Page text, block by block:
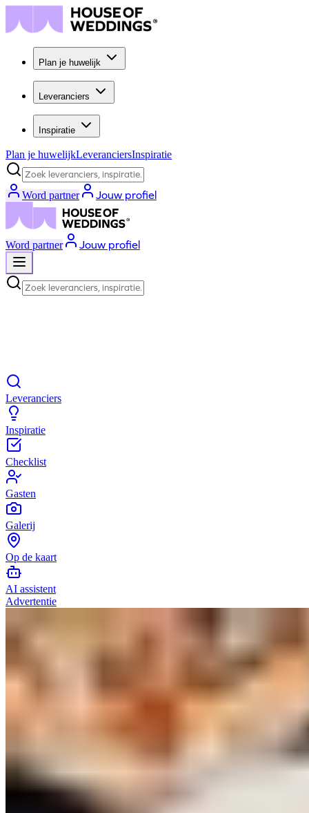
Plan je huwelijk
Leveranciers
Inspiratie
Plan je huwelijkLeveranciersInspiratie
Zoek leveranciers, inspiratie...
Word partner Jouw profiel
Word partner Jouw profiel
Zoek leveranciers, inspiratie...
Leveranciers
Inspiratie
Checklist
Gasten
Galerij
Op de kaart
AI assistent
Advertentie